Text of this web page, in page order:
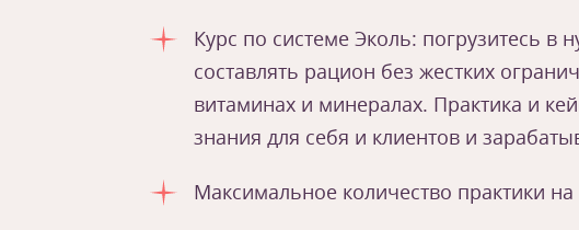
Курс по системе Эколь: погрузитесь в
составлять рацион без жестких
витаминах и минералах. Практика и
знания для себя и клиентов и
Максимальное количество практики